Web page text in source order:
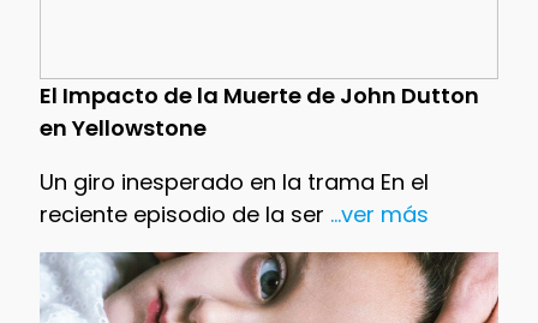
El Impacto de la Muerte de John Dutton
en Yellowstone
Un giro inesperado en la trama En el
reciente episodio de la ser ...ver más